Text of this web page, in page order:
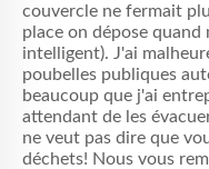
couvercle ne fermait
place on dépose
intelligent). J'ai
poubelles publiques
beaucoup que j'ai
attendant de les
ne veut pas dire que
déchets! Nous vous